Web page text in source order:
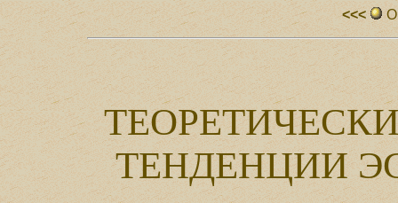
<<<
ТЕНДЕНЦИИ